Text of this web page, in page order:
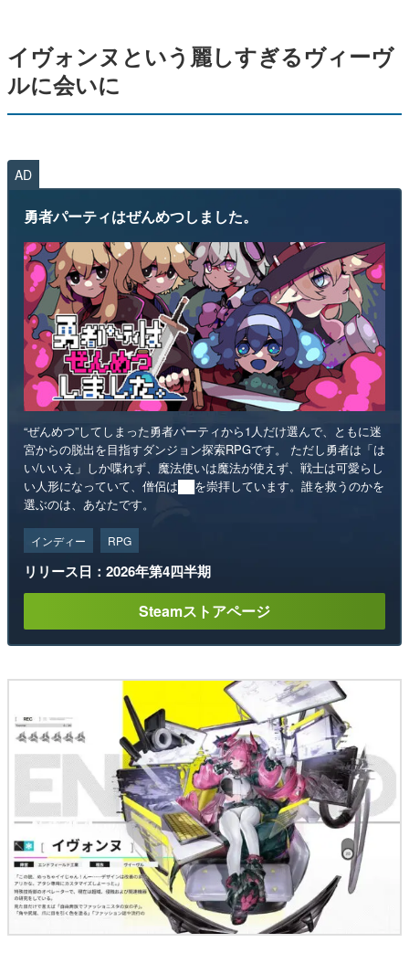
イヴォンヌという麗しすぎるヴィーヴ
ルに会いに
AD
勇者パーティはぜんめつしました。
“ぜんめつ”してしまった勇者パーティから1人だけ選んで、ともに迷
宮からの脱出を目指すダンジョン探索RPGです。 ただし勇者は「は
い/いいえ」しか喋れず、魔法使いは魔法が使えず、戦士は可愛らし
い人形になっていて、僧侶は██を崇拝しています。誰を救うのかを
選ぶのは、あなたです。
インディー RPG
リリース日：2026年第4四半期
Steamストアページ